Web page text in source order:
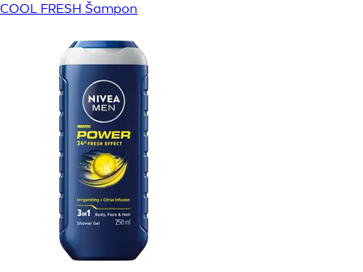
COOL FRESH Šampon